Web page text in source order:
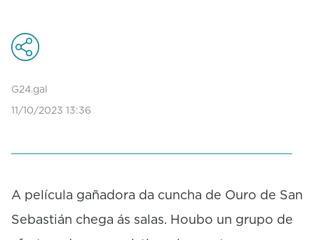
G24.gal
11/10/2023 13:36
A película gañadora da cuncha de Ouro de San
Sebastián chega ás salas. Houbo un grupo de